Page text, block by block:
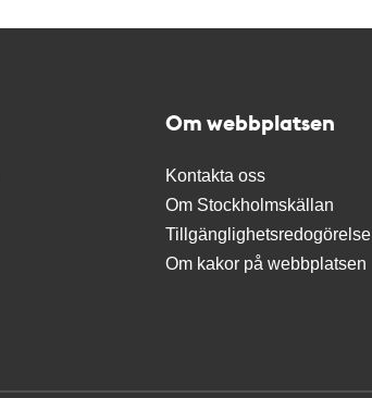
Om webbplatsen
Kontakta oss
Om Stockholmskällan
Tillgänglighetsredogörelse
Om kakor på webbplatsen